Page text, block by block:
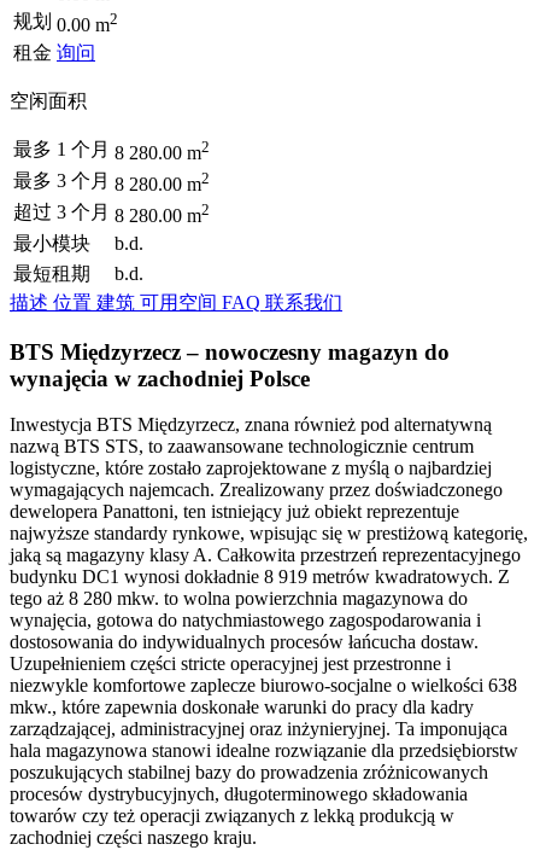
规划 0.00 m2
租金 询问
空闲面积
最多 1 个月 8 280.00 m2
最多 3 个月 8 280.00 m2
超过 3 个月 8 280.00 m2
最小模块
b.d.
最短租期
b.d.
描述 位置 建筑 可用空间 FAQ 联系我们
BTS Międzyrzecz – nowoczesny magazyn do
wynajęcia w zachodniej Polsce
Inwestycja BTS Międzyrzecz, znana również pod alternatywną
nazwą BTS STS, to zaawansowane technologicznie centrum
logistyczne, które zostało zaprojektowane z myślą o najbardziej
wymagających najemcach. Zrealizowany przez doświadczonego
dewelopera Panattoni, ten istniejący już obiekt reprezentuje
najwyższe standardy rynkowe, wpisując się w prestiżową kategorię,
jaką są magazyny klasy A. Całkowita przestrzeń reprezentacyjnego
budynku DC1 wynosi dokładnie 8 919 metrów kwadratowych. Z
tego aż 8 280 mkw. to wolna powierzchnia magazynowa do
wynajęcia, gotowa do natychmiastowego zagospodarowania i
dostosowania do indywidualnych procesów łańcucha dostaw.
Uzupełnieniem części stricte operacyjnej jest przestronne i
niezwykle komfortowe zaplecze biurowo-socjalne o wielkości 638
mkw., które zapewnia doskonałe warunki do pracy dla kadry
zarządzającej, administracyjnej oraz inżynieryjnej. Ta imponująca
hala magazynowa stanowi idealne rozwiązanie dla przedsiębiorstw
poszukujących stabilnej bazy do prowadzenia zróżnicowanych
procesów dystrybucyjnych, długoterminowego składowania
towarów czy też operacji związanych z lekką produkcją w
zachodniej części naszego kraju.